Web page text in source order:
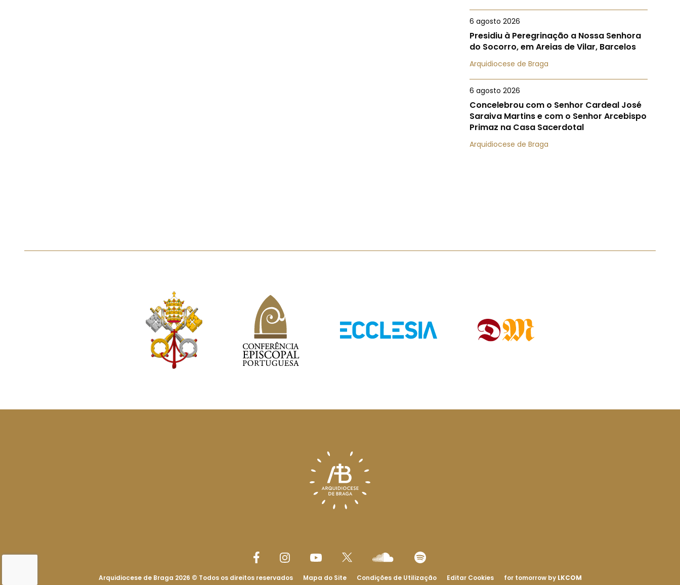
6 agosto 2026
Presidiu à Peregrinação a Nossa Senhora
do Socorro, em Areias de Vilar, Barcelos
Arquidiocese de Braga
6 agosto 2026
Concelebrou com o Senhor Cardeal José
Saraiva Martins e com o Senhor Arcebispo
Primaz na Casa Sacerdotal
Arquidiocese de Braga
Arquidiocese de Braga 2026 © Todos os direitos reservados Mapa do Site Condições de Utilização Editar Cookies for tomorrow by LKCOM